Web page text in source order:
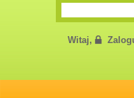
Witaj,